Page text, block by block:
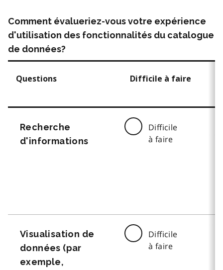
Comment évalueriez-vous votre expérience
d'utilisation des fonctionnalités du catalogue
de données?
Questions Difficile à faire
Recherche
d'informations
Difficile
à faire
Visualisation de
données (par
exemple,
Difficile
à faire